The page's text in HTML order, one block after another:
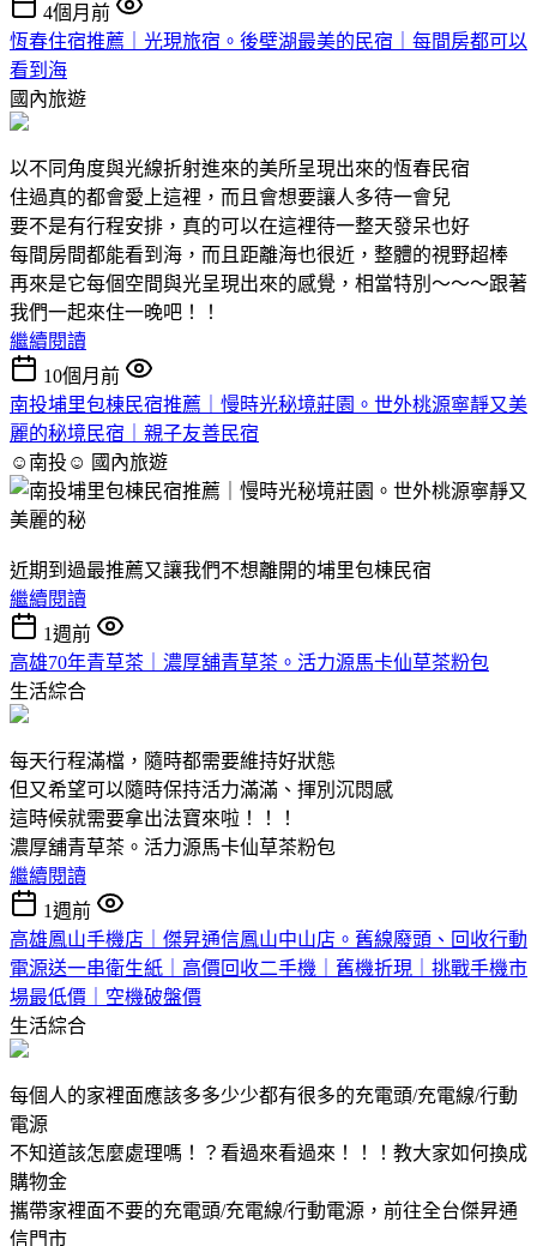
4個月前
恆春住宿推薦｜光現旅宿。後壁湖最美的民宿｜每間房都可以
看到海
國內旅遊
以不同角度與光線折射進來的美所呈現出來的恆春民宿
住過真的都會愛上這裡，而且會想要讓人多待一會兒
要不是有行程安排，真的可以在這裡待一整天發呆也好
每間房間都能看到海，而且距離海也很近，整體的視野超棒
再來是它每個空間與光呈現出來的感覺，相當特別～～～跟著
我們一起來住一晚吧！！
繼續閱讀
10個月前
南投埔里包棟民宿推薦｜慢時光秘境莊園。世外桃源寧靜又美
麗的秘境民宿｜親子友善民宿
☺南投☺ 國內旅遊
近期到過最推薦又讓我們不想離開的埔里包棟民宿
繼續閱讀
1週前
高雄70年青草茶｜濃厚舖青草茶。活力源馬卡仙草茶粉包
生活綜合
每天行程滿檔，隨時都需要維持好狀態
但又希望可以隨時保持活力滿滿、揮別沉悶感
這時候就需要拿出法寶來啦！！！
濃厚舖青草茶。活力源馬卡仙草茶粉包
繼續閱讀
1週前
高雄鳳山手機店｜傑昇通信鳳山中山店。舊線廢頭、回收行動
電源送一串衛生紙｜高價回收二手機｜舊機折現｜挑戰手機市
場最低價｜空機破盤價
生活綜合
每個人的家裡面應該多多少少都有很多的充電頭/充電線/行動
電源
不知道該怎麼處理嗎！？看過來看過來！！！教大家如何換成
購物金
攜帶家裡面不要的充電頭/充電線/行動電源，前往全台傑昇通
信門市